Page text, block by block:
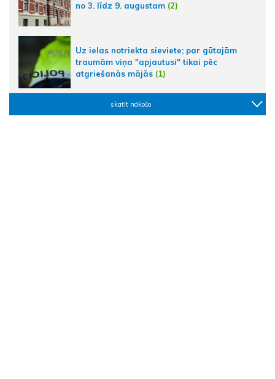
no 3. līdz 9. augustam (2)
Uz ielas notriekta sieviete; par gūtajām
traumām viņa "apjautusi" tikai pēc
atgriešanās mājās (1)
skatīt nākošo